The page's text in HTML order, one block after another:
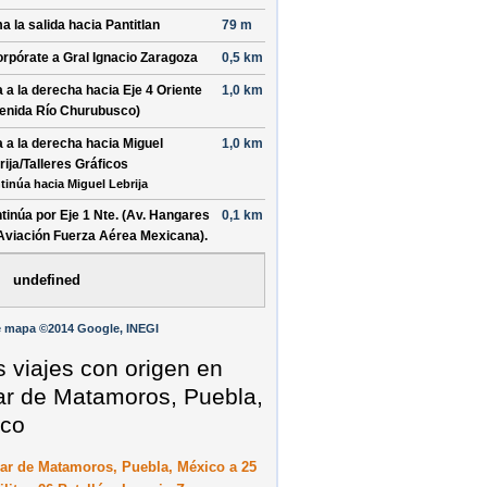
la salida hacia Pantitlan 79 m
a Gral Ignacio Zaragoza 0,5 km
a la derecha hacia Eje 4 Oriente
Río Churubusco)
1,0 km
a la derecha hacia Miguel
Talleres Gráficos
hacia Miguel Lebrija
1,0 km
por Eje 1 Nte. (Av. Hangares
Fuerza Aérea Mexicana).
0,1 km
undefined
mapa ©2014 Google, INEGI
viajes con origen en
de Matamoros, Puebla,
de Matamoros, Puebla, México a 25